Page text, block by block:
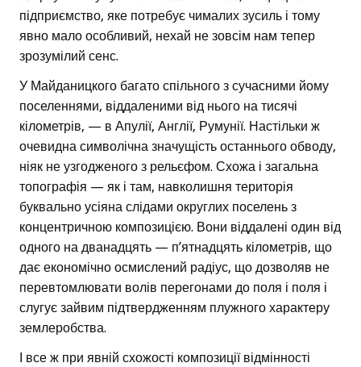
підприємство, яке потребує чималих зусиль і тому
явно мало особливий, нехай не зовсім нам тепер
зрозумілий сенс.
У Майданицкого багато спільного з сучасними йому
поселеннями, віддаленими від нього на тисячі
кілометрів, — в Апулії, Англії, Румунії. Настільки ж
очевидна символічна значущість останнього обводу,
ніяк не узгодженого з рельєфом. Схожа і загальна
топографія — як і там, навколишня територія
буквально усіяна слідами округлих поселень з
концентричною композицією. Вони віддалені один від
одного на дванадцять — п’ятнадцять кілометрів, що
дає економічно осмислений радіус, що дозволяв не
перевтомлювати волів перегонами до поля і поля і
слугує зайвим підтвердженням плужного характеру
землеробства.
І все ж при явній схожості композиції відмінності